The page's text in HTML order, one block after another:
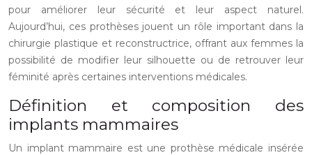
pour améliorer leur sécurité et leur aspect naturel.
Aujourd’hui, ces prothèses jouent un rôle important dans la
chirurgie plastique et reconstructrice, offrant aux femmes la
possibilité de modifier leur silhouette ou de retrouver leur
féminité après certaines interventions médicales.
Définition et composition des
implants mammaires
Un implant mammaire est une prothèse médicale insérée